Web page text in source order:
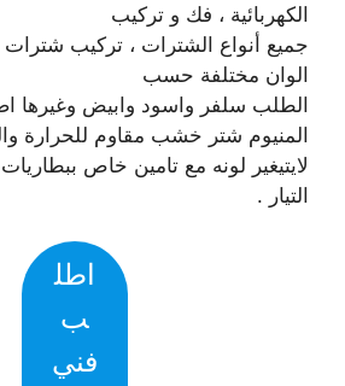
الكهربائية ، فك و تركيب
جميع أنواع الشترات ، تركيب شترات
الوان مختلفة حسب
الطلب سلفر واسود وابيض وغيرها
المنيوم شتر خشب مقاوم للحرارة
لايتيغير لونه مع تامين خاص
التيار .
اطل
ب
فني